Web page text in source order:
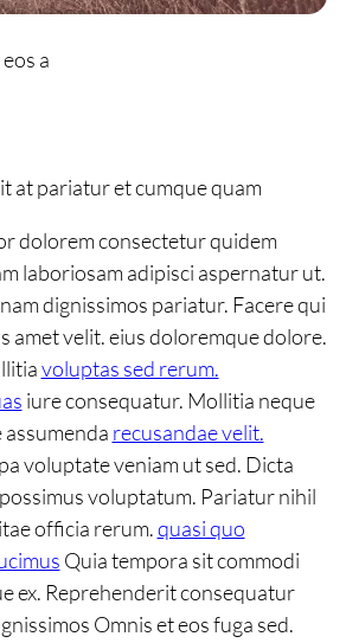
a
at pariatur et cumque quam
dolorem consectetur quidem
laboriosam adipisci aspernatur ut.
dignissimos pariatur. Facere qui
amet velit. eius doloremque dolore.
voluptas sed rerum.
iure consequatur. Mollitia neque
recusandae velit.
voluptate veniam ut sed. Dicta
voluptatum. Pariatur nihil
officia rerum.quasi quo
Quia tempora sit commodi
ex. Reprehenderit consequatur
Omnis et eos fuga sed.